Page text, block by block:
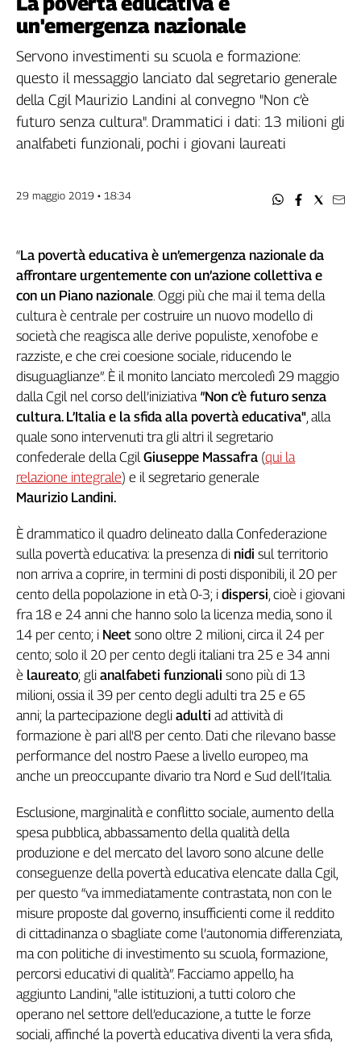
Filcams
Filctem
Fillea
Filt
Fiom
Fisac
Nidil
Inca
Caaf
Speciali
G8
di
Genova,
il
sangue
ragione
anni
Cgil
Academy
Collettiva
Play
Rubriche
Collettiva
Talk
La
settimana
Collettiva
Girasoli
Sassolino
Linea
It
Easy
Inserti
Idea
Diffusa
InFlai
Le
trasmissioni
tv
un'emergenza nazionale
Servono investimenti su scuola e formazione:
questo il messaggio lanciato dal segretario generale
della Cgil Maurizio Landini al convegno "Non c’è
futuro senza cultura". Drammatici i dati: 13 milioni gli
analfabeti funzionali, pochi i giovani laureati
29 maggio 2019 • 18:34
“La povertà educativa è un’emergenza nazionale da
affrontare urgentemente con un’azione collettiva e
con un Piano nazionale. Oggi più che mai il tema della
cultura è centrale per costruire un nuovo modello di
società che reagisca alle derive populiste, xenofobe e
razziste, e che crei coesione sociale, riducendo le
disuguaglianze”. È il monito lanciato mercoledì 29 maggio
dalla Cgil nel corso dell’iniziativa"Non c’è futuro senza
cultura. L’Italia e la sfida alla povertà educativa", alla
quale sono intervenuti tra gli altri il segretario
confederale della CgilGiuseppe Massafra (qui la
relazione integrale) e il segretario generale
Maurizio Landini.
È drammatico il quadro delineato dalla Confederazione
sulla povertà educativa: la presenza di nidi sul territorio
non arriva a coprire, in termini di posti disponibili, il 20 per
cento della popolazione in età 0-3; i dispersi, cioè i giovani
fra 18 e 24 anni che hanno solo la licenza media, sono il
14 per cento; i Neet sono oltre 2 milioni, circa il 24 per
cento; solo il 20 per cento degli italiani tra 25 e 34 anni
è laureato; gli analfabeti funzionali sono più di 13
milioni, ossia il 39 per cento degli adulti tra 25 e 65
anni; la partecipazione degli adulti ad attività di
formazione è pari all'8 per cento. Dati che rilevano basse
performance del nostro Paese a livello europeo, ma
anche un preoccupante divario tra Nord e Sud dell’Italia.
Esclusione, marginalità e conflitto sociale, aumento della
spesa pubblica, abbassamento della qualità della
produzione e del mercato del lavoro sono alcune delle
conseguenze della povertà educativa elencate dalla Cgil,
per questo “va immediatamente contrastata, non con le
misure proposte dal governo, insufficienti come il reddito
di cittadinanza o sbagliate come l’autonomia differenziata,
ma con politiche di investimento su scuola, formazione,
percorsi educativi di qualità”. Facciamo appello, ha
aggiunto Landini, "alle istituzioni, a tutti coloro che
operano nel settore dell’educazione, a tutte le forze
sociali, affinché la povertà educativa diventi la vera sfida,